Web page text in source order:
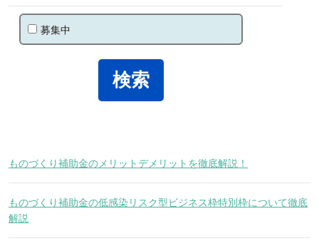
募集中
ものづくり補助金のメリットデメリットを徹底解説！
ものづくり補助金の低感染リスク型ビジネス枠特別枠について徹底
解説